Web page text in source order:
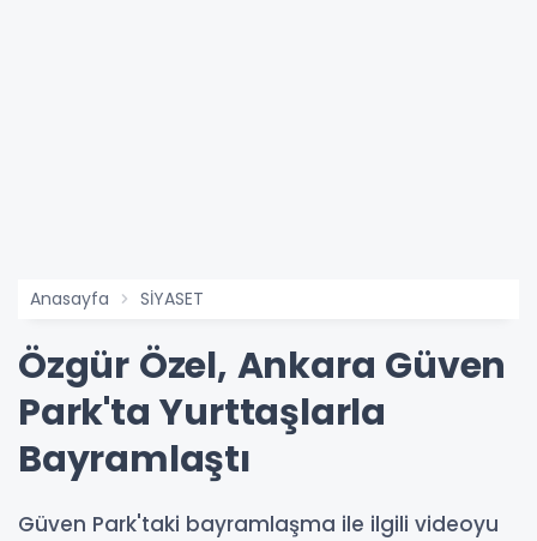
Anasayfa SİYASET
Özgür Özel, Ankara Güven
Park'ta Yurttaşlarla
Bayramlaştı
Güven Park'taki bayramlaşma ile ilgili videoyu